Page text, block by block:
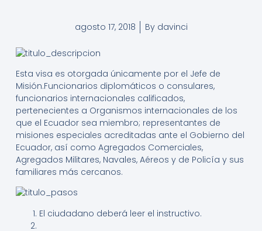
agosto 17, 2018 Bydavinci
Esta visa es otorgada únicamente por el Jefe de
Misión.Funcionarios diplomáticos o consulares,
funcionarios internacionales calificados,
pertenecientes a Organismos internacionales de los
que el Ecuador sea miembro; representantes de
misiones especiales acreditadas ante el Gobierno del
Ecuador, así como Agregados Comerciales,
Agregados Militares, Navales, Aéreos y de Policía y sus
familiares más cercanos.
El ciudadano deberá leer el instructivo.